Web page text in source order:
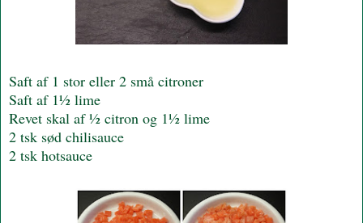
Saft af 1 stor eller 2 små citroner
Saft af 1½ lime
Revet skal af ½ citron og 1½ lime
2 tsk sød chilisauce
2 tsk hotsauce